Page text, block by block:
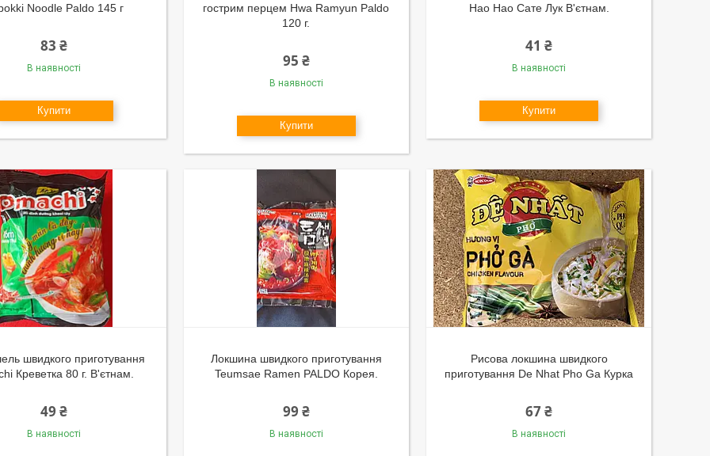
Noodle Paldo 145 г
83 ₴
В наявності
Купити
гострим перцем Hwa Ramyun Paldo
120 г.
95 ₴
В наявності
Купити
Hao Hao Сате Лук В'єтнам.
41 ₴
В наявності
Купити
швидкого приготування
Креветка 80 г. В'єтнам.
49 ₴
В наявності
Локшина швидкого приготування
Teumsae Ramen PALDO Корея.
99 ₴
В наявності
Рисова локшина швидкого
приготування De Nhat Pho Ga Курка
67 ₴
В наявності